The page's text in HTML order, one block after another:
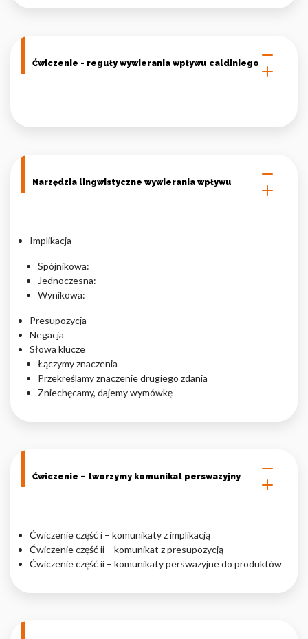
Ćwiczenie - reguły wywierania wpływu caldiniego
Narzędzia lingwistyczne wywierania wpływu
Implikacja
Spójnikowa:
Jednoczesna:
Wynikowa:
Presupozycja
Negacja
Słowa klucze
Łączymy znaczenia
Przekreślamy znaczenie drugiego zdania
Zniechęcamy, dajemy wymówkę
Ćwiczenie – tworzymy komunikat perswazyjny
Ćwiczenie część i – komunikaty z implikacją
Ćwiczenie część ii – komunikat z presupozycją
Ćwiczenie część ii – komunikaty perswazyjne do produktów